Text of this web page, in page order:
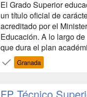
El Grado Superior
un título oficial de
acreditado por el
Educación. A lo largo
que dura el plan
Superior en Educación
conocerás los diferentes
técnicas para diseñar y
Granada
FP Técnico